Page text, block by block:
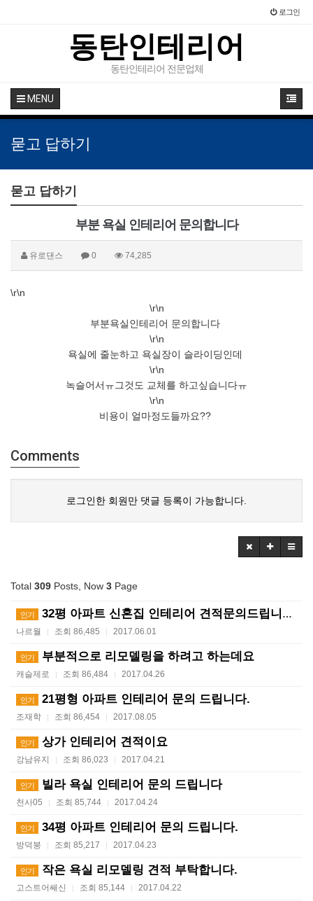
로그인
동탄인테리어
동탄인테리어 전문업체
MENU
묻고 답하기
묻고 답하기
부분 욕실 인테리어 문의합니다
유로댄스 0 74,285
\r\n
\r\n
부분욕실인테리어 문의합니다
\r\n
욕실에 줄눈하고 욕실장이 슬라이딩인데
\r\n
녹슬어서ㅠ그것도 교체를 하고싶습니다ㅠ
\r\n
비용이 얼마정도들까요??
Comments
로그인한 회원만 댓글 등록이 가능합니다.
Total 309 Posts, Now 3 Page
인기 32평 아파트 신혼집 인테리어 견적문의드립니다.
나르월 | 조회 86,485 | 2017.06.01
인기 부분적으로 리모델링을 하려고 하는데요
캐슬제로 | 조회 86,484 | 2017.04.26
인기 21평형 아파트 인테리어 문의 드립니다.
조재학 | 조회 86,454 | 2017.08.05
인기 상가 인테리어 견적이요
강남유지 | 조회 86,023 | 2017.04.21
인기 빌라 욕실 인테리어 문의 드립니다
천사05 | 조회 85,744 | 2017.04.24
인기 34평 아파트 인테리어 문의 드립니다.
방덕붕 | 조회 85,217 | 2017.04.23
인기 작은 욕실 리모델링 견적 부탁합니다.
고스트어쌔신 | 조회 85,144 | 2017.04.22